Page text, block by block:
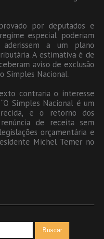
por deputados e
especial poderiam
a um plano
A estimativa é de
aviso de exclusão
Simples Nacional.
contraria o interesse
Simples Nacional é um
e o retorno dos
de receita sem
orçamentária e
Michel Temer no